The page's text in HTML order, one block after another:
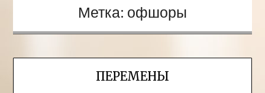
Метка: офшоры
ПЕРЕМЕНЫ